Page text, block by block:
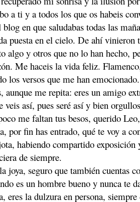
a ti y a todos los que os habeis
blog en que saludabas todas las
puesta en el cielo. De ahí vinieron
algo y otros que no lo han hecho,
Me haceis la vida feliz.
los versos que me han
aunque me repita: eres un amigo
veis así, pues seré así y bien
me faltan tus besos, querido
por fin has entrado, qué te voy a
habiendo compartido
de siempre.
joya, seguro que también cuentas
es un hombre bueno y nunca te
eres la dulzura en persona,